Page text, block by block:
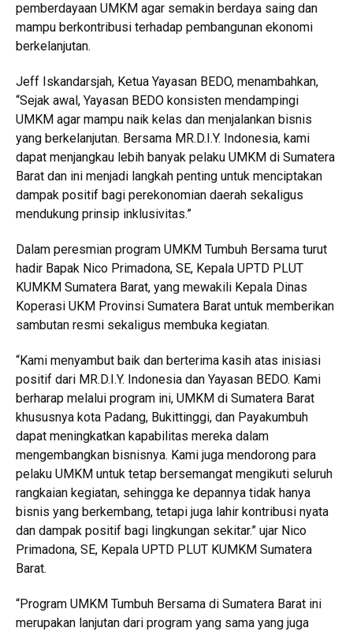
pemberdayaan UMKM agar semakin berdaya saing dan
mampu berkontribusi terhadap pembangunan ekonomi
berkelanjutan.
Jeff Iskandarsjah, Ketua Yayasan BEDO, menambahkan,
“Sejak awal, Yayasan BEDO konsisten mendampingi
UMKM agar mampu naik kelas dan menjalankan bisnis
yang berkelanjutan. Bersama MR.D.I.Y. Indonesia, kami
dapat menjangkau lebih banyak pelaku UMKM di Sumatera
Barat dan ini menjadi langkah penting untuk menciptakan
dampak positif bagi perekonomian daerah sekaligus
mendukung prinsip inklusivitas.”
Dalam peresmian program UMKM Tumbuh Bersama turut
hadir Bapak Nico Primadona, SE, Kepala UPTD PLUT
KUMKM Sumatera Barat, yang mewakili Kepala Dinas
Koperasi UKM Provinsi Sumatera Barat untuk memberikan
sambutan resmi sekaligus membuka kegiatan.
“Kami menyambut baik dan berterima kasih atas inisiasi
positif dari MR.D.I.Y. Indonesia dan Yayasan BEDO. Kami
berharap melalui program ini, UMKM di Sumatera Barat
khususnya kota Padang, Bukittinggi, dan Payakumbuh
dapat meningkatkan kapabilitas mereka dalam
mengembangkan bisnisnya. Kami juga mendorong para
pelaku UMKM untuk tetap bersemangat mengikuti seluruh
rangkaian kegiatan, sehingga ke depannya tidak hanya
bisnis yang berkembang, tetapi juga lahir kontribusi nyata
dan dampak positif bagi lingkungan sekitar.” ujar Nico
Primadona, SE, Kepala UPTD PLUT KUMKM Sumatera
Barat.
“Program UMKM Tumbuh Bersama di Sumatera Barat ini
merupakan lanjutan dari program yang sama yang juga